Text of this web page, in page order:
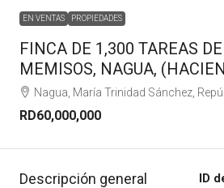
EN VENTAS PROPIEDADES
FINCA DE 1,300 TAREAS
MEMISOS, NAGUA,
Nagua, María Trinidad Sánchez,
RD60,000,000
Descripción general ID